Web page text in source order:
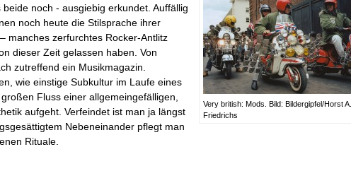
Very british: Mods. Bild: Bildergipfel/Horst A.
Friedrichs
noch - ausgiebig erkundet. Auffällig
noch heute die Stilsprache ihrer
manches zerfurchtes Rocker-Antlitz
dieser Zeit gelassen haben. Von
zutreffend ein Musikmagazin.
wie einstige Subkultur im Laufe eines
Fluss einer allgemeingefälligen,
aufgeht. Verfeindet ist man ja längst
Nebeneinander pflegt man
Rituale.